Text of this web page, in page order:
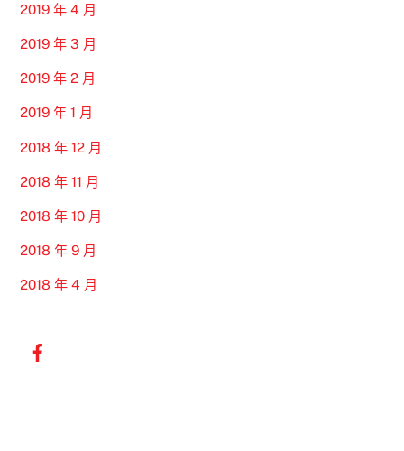
2019 年 4 月
2019 年 3 月
2019 年 2 月
2019 年 1 月
2018 年 12 月
2018 年 11 月
2018 年 10 月
2018 年 9 月
2018 年 4 月